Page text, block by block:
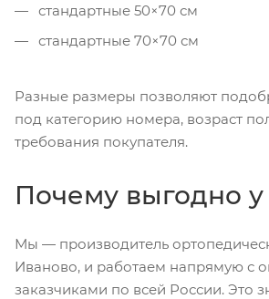
стандартные 50×70 см
стандартные 70×70 см
Разные размеры позволяют
под категорию номера, возраст
требования покупателя.
Почему выгодно у
Мы — производитель
Иваново, и работаем напрямую с
заказчиками по всей России. Это